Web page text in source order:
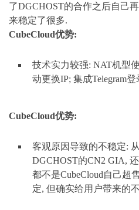
了DGCHOST的合作之后自己
来稳定了很多.
CubeCloud优势:
技术实力较强: NAT机型
动更换IP; 集成Telegram
CubeCloud优势:
客观原因导致的不稳定:
DGCHOST的CN2 GIA,
都不是CubeCloud自己超
定, 但确实给用户带来的